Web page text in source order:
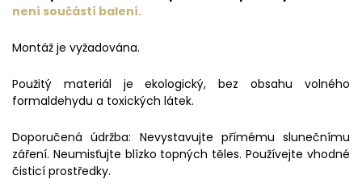
není součástí balení.
Montáž je vyžadována.
Použitý materiál je ekologický, bez obsahu volného
formaldehydu a toxických látek.
Doporučená údržba: Nevystavujte přímému slunečnímu
záření. Neumisťujte blízko topných těles. Používejte vhodné
čisticí prostředky.